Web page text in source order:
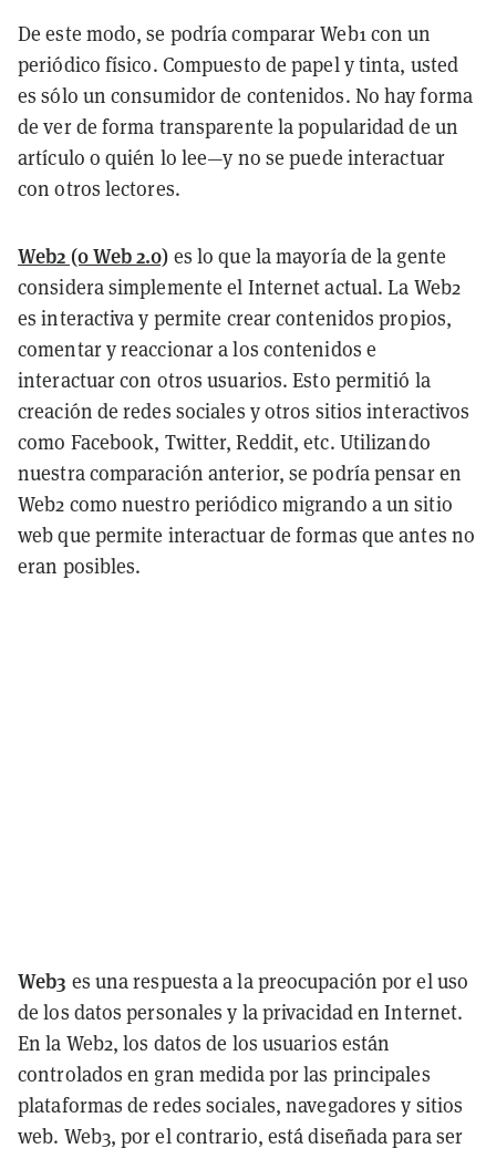
De este modo, se podría comparar Web1 con un
periódico físico. Compuesto de papel y tinta, usted
es sólo un consumidor de contenidos. No hay forma
de ver de forma transparente la popularidad de un
artículo o quién lo lee—y no se puede interactuar
con otros lectores.
Web2 (o Web 2.0) es lo que la mayoría de la gente
considera simplemente el Internet actual. La Web2
es interactiva y permite crear contenidos propios,
comentar y reaccionar a los contenidos e
interactuar con otros usuarios. Esto permitió la
creación de redes sociales y otros sitios interactivos
como Facebook, Twitter, Reddit, etc. Utilizando
nuestra comparación anterior, se podría pensar en
Web2 como nuestro periódico migrando a un sitio
web que permite interactuar de formas que antes no
eran posibles.
Web3 es una respuesta a la preocupación por el uso
de los datos personales y la privacidad en Internet.
En la Web2, los datos de los usuarios están
controlados en gran medida por las principales
plataformas de redes sociales, navegadores y sitios
web. Web3, por el contrario, está diseñada para ser